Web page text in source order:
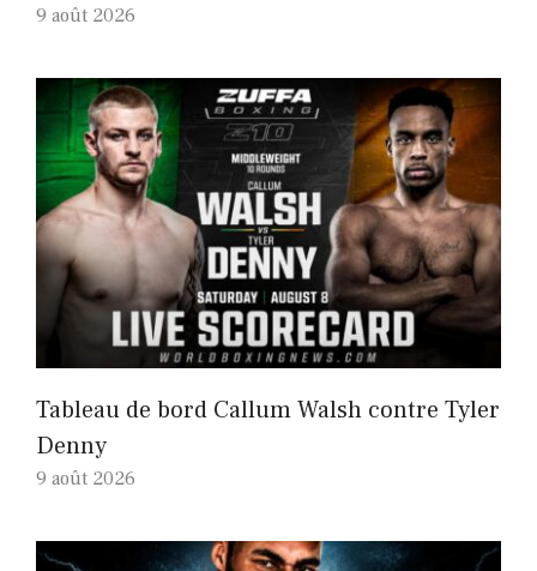
9 août 2026
Tableau de bord Callum Walsh contre Tyler
Denny
9 août 2026